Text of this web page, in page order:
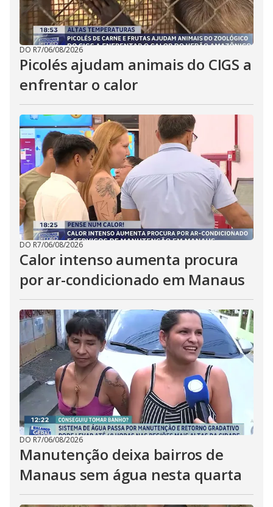
DO R7/06/08/2026
Picolés ajudam animais do CIGS a
enfrentar o calor
DO R7/06/08/2026
Calor intenso aumenta procura
por ar-condicionado em Manaus
DO R7/06/08/2026
Manutenção deixa bairros de
Manaus sem água nesta quarta